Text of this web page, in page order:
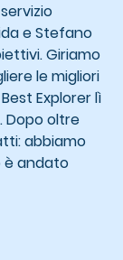
e Stefano
Giriamo
le migliori
Explorer lì
Dopo oltre
abbiamo
andato